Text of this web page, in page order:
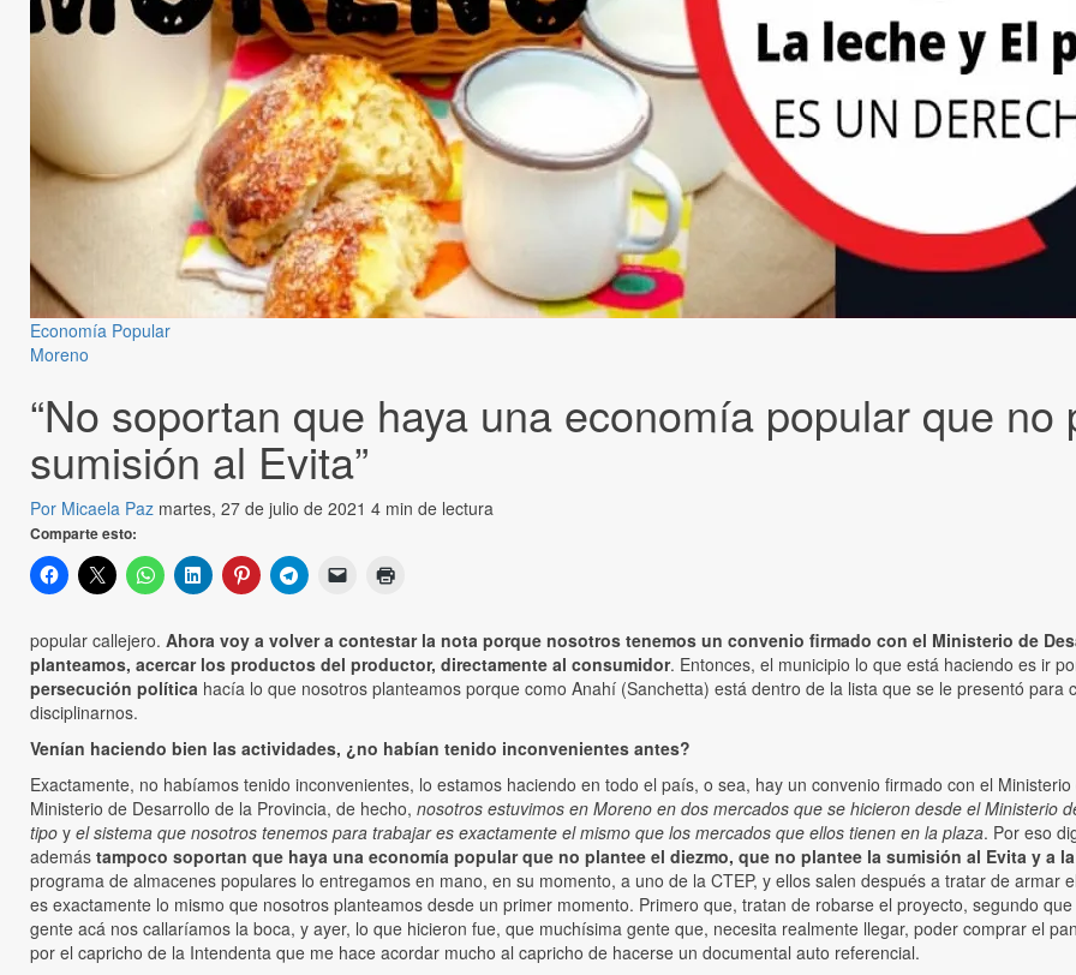
Economía Popular
Moreno
“No soportan que haya una economía popular que
sumisión al Evita”
Por Micaela Paz martes, 27 de julio de 2021 4 min de lectura
Comparte esto:
popular callejero. Ahora voy a volver a contestar la nota porque nosotros tenemos un convenio firmado con el Ministerio de
planteamos, acercar los productos del productor, directamente al consumidor. Entonces, el municipio lo que está haciendo es ir
persecución política hacía lo que nosotros planteamos porque como Anahí (Sanchetta) está dentro de la lista que se le presentó
disciplinarnos.
Venían haciendo bien las actividades, ¿no habían tenido inconvenientes antes?
Exactamente, no habíamos tenido inconvenientes, lo estamos haciendo en todo el país, o sea, hay un convenio firmado con el
Ministerio de Desarrollo de la Provincia, de hecho, nosotros estuvimos en Moreno en dos mercados que se hicieron desde el Ministerio
tipo y el sistema que nosotros tenemos para trabajar es exactamente el mismo que los mercados que ellos tienen en la plaza. Por eso
además tampoco soportan que haya una economía popular que no plantee el diezmo, que no plantee la sumisión al Evita y a
programa de almacenes populares lo entregamos en mano, en su momento, a uno de la CTEP, y ellos salen después a tratar de
es exactamente lo mismo que nosotros planteamos desde un primer momento. Primero que, tratan de robarse el proyecto, segundo
gente acá nos callaríamos la boca, y ayer, lo que hicieron fue, que muchísima gente que, necesita realmente llegar, poder comprar el
por el capricho de la Intendenta que me hace acordar mucho al capricho de hacerse un documental auto referencial.